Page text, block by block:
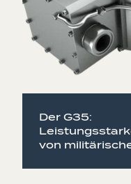
Der G35:
von